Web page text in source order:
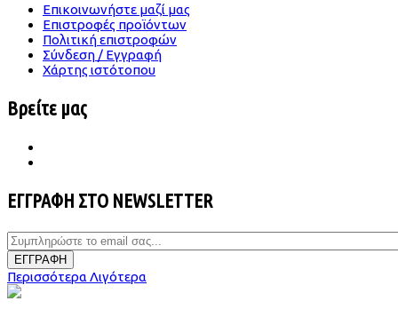
Επικοινωνήστε μαζί μας
Επιστροφές προϊόντων
Πολιτική επιστροφών
Σύνδεση / Εγγραφή
Χάρτης ιστότοπου
Βρείτε μας
ΕΓΓΡΑΦΗ ΣΤΟ NEWSLETTER
ΕΓΓΡΑΦΗ
Περισσότερα Λιγότερα